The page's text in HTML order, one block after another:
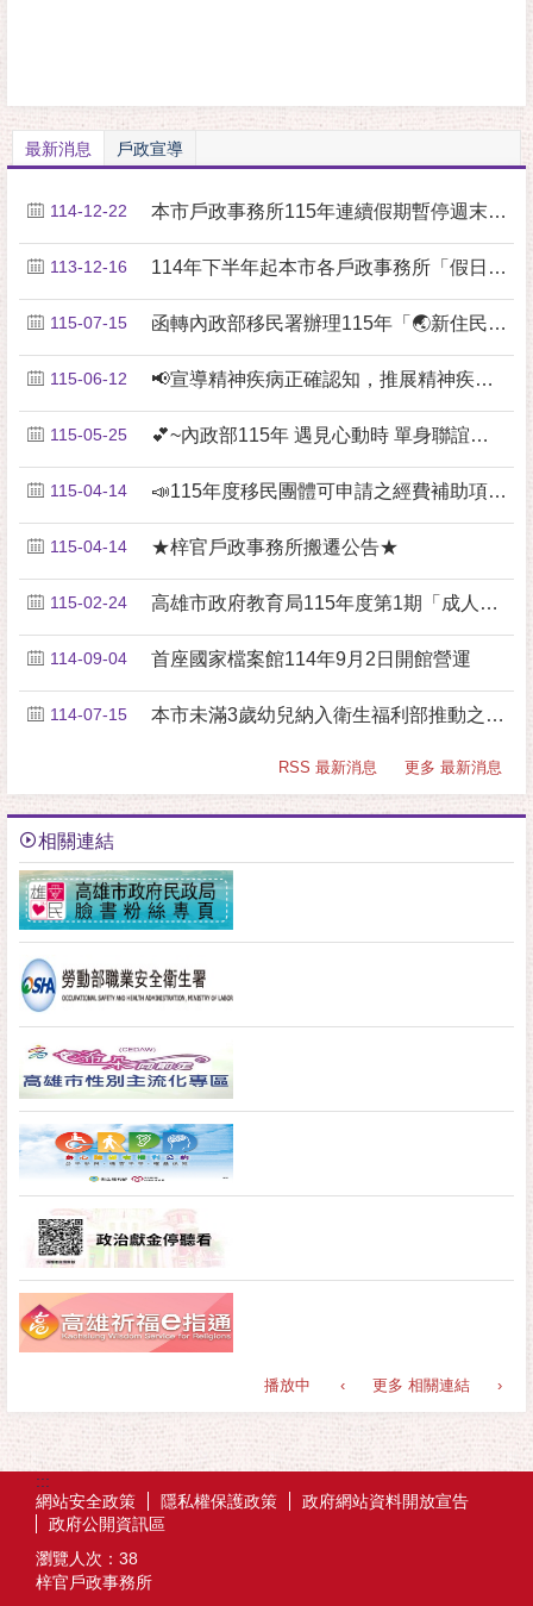
最新消息 戶政宣導
114-12-22 本市戶政事務所115年連續假期暫停週末貼心服務公告
113-12-16 114年下半年起本市各戶政事務所「假日預約結婚登記....
115-07-15 函轉內政部移民署辦理115年「🌏新住民數位應用培力....
115-06-12 📢宣導精神疾病正確認知，推展精神疾病去汙名化💖
115-05-25 💕~內政部115年 遇見心動時 單身聯誼活動開跑了....
115-04-14 📣115年度移民團體可申請之經費補助項目資源，請各....
115-04-14 ★梓官戶政事務所搬遷公告★
115-02-24 高雄市政府教育局115年度第1期「成人基本教育研習....
114-09-04 首座國家檔案館114年9月2日開館營運
114-07-15 本市未滿3歲幼兒納入衛生福利部推動之「幼兒專責醫師....
RSS 最新消息 更多 最新消息
相關連結
播放中 ‹ 更多 相關連結 ›
:::
網站安全政策
隱私權保護政策
政府網站資料開放宣告
政府公開資訊區
瀏覽人次： 38
梓官戶政事務所